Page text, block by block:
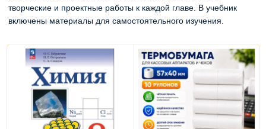
творческие и проектные работы к каждой главе. В учебник
включены материалы для самостоятельного изучения.